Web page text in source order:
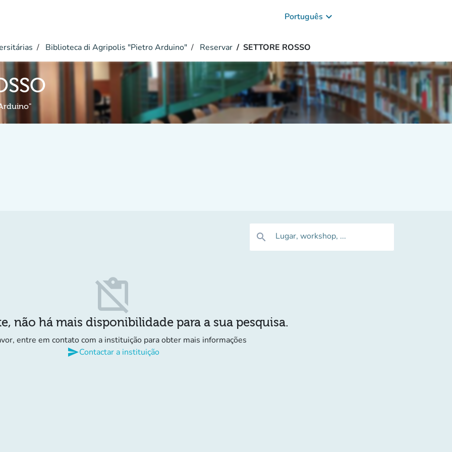
Português keyboard_arrow_down
Biblioteca di Agripolis "Pietro Arduino" Reservar SETTORE ROSSO
search Lugar, workshop, ...
content_paste_off
não há mais disponibilidade para a sua pesquisa.
entre em contato com a instituição para obter mais informações
sendContactar a instituição